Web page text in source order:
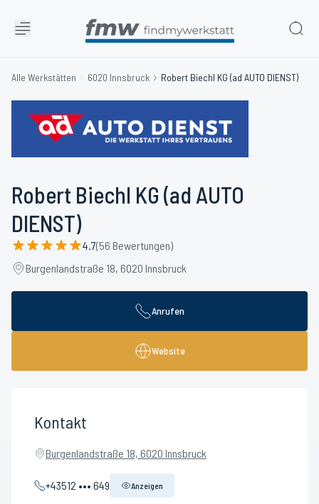
Alle Werkstätten 6020 Innsbruck Robert Biechl KG (ad AUTO DIENST)
Robert Biechl KG (ad AUTO
DIENST)
4.7(56 Bewertungen)
Burgenlandstraße 18, 6020 Innsbruck
Anrufen
Website
Kontakt
Burgenlandstraße 18, 6020 Innsbruck
+43512 ••• 649 Anzeigen